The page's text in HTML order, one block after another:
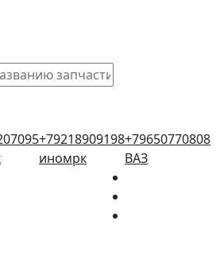
+79218909198
иномрк
+79650770808
ВАЗ